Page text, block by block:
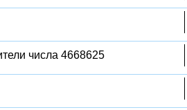
числа 4668625